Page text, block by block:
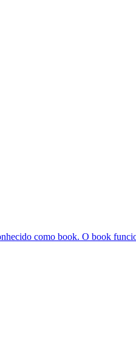
como book. O book